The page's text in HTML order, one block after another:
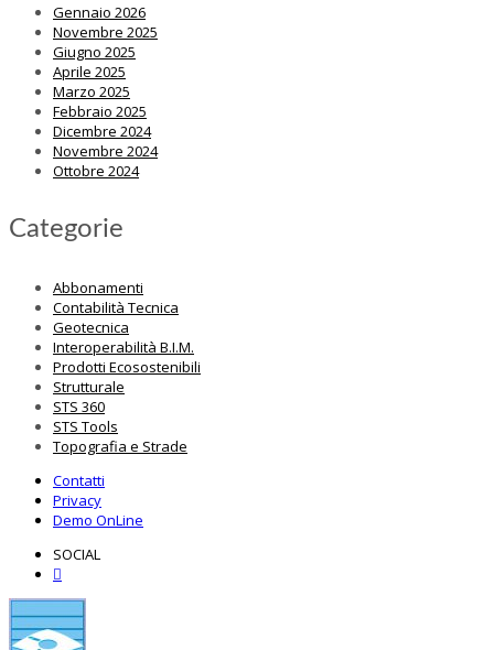
Gennaio 2026
Novembre 2025
Giugno 2025
Aprile 2025
Marzo 2025
Febbraio 2025
Dicembre 2024
Novembre 2024
Ottobre 2024
Categorie
Abbonamenti
Contabilità Tecnica
Geotecnica
Interoperabilità B.I.M.
Prodotti Ecosostenibili
Strutturale
STS 360
STS Tools
Topografia e Strade
Contatti
Privacy
Demo OnLine
SOCIAL